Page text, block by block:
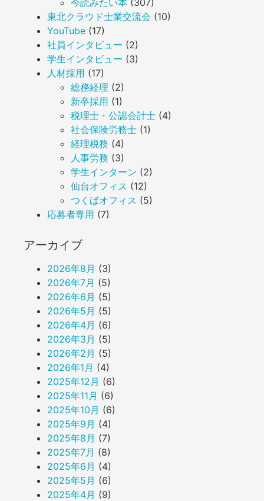
東北クラウド士業交流会 (10)
YouTube (17)
社員インタビュー (2)
学生インタビュー (3)
人材採用 (17)
総務経理 (2)
新卒採用 (1)
税理士・公認会計士 (4)
社会保険労務士 (1)
経理税務 (4)
人事労務 (3)
学生インターン (2)
仙台オフィス (12)
つくばオフィス (5)
応募者専用 (7)
アーカイブ
2026年8月 (3)
2026年7月 (5)
2026年6月 (5)
2026年5月 (5)
2026年4月 (6)
2026年3月 (5)
2026年2月 (5)
2026年1月 (4)
2025年12月 (6)
2025年11月 (6)
2025年10月 (6)
2025年9月 (4)
2025年8月 (7)
2025年7月 (8)
2025年6月 (4)
2025年5月 (6)
2025年4月 (9)